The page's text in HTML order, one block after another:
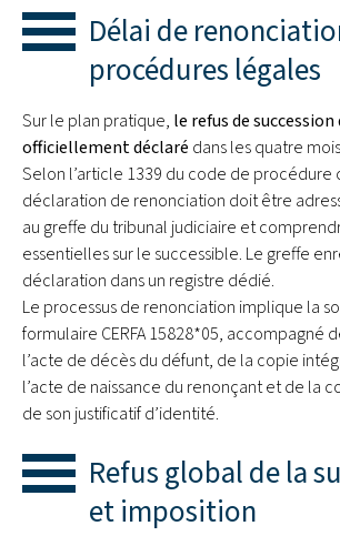
Délai de
procédures légales
Sur le plan pratique, le refus de
officiellement déclaré dans les quatre
Selon l’article 1339 du code de procédure
déclaration de renonciation doit être
au greffe du tribunal judiciaire et
essentielles sur le successible. Le greffe
déclaration dans un registre dédié.
Le processus de renonciation implique la
formulaire CERFA 15828*05, accompagné
l’acte de décès du défunt, de la copie
l’acte de naissance du renonçant et de la
de son justificatif d’identité.
Refus global de la
et imposition